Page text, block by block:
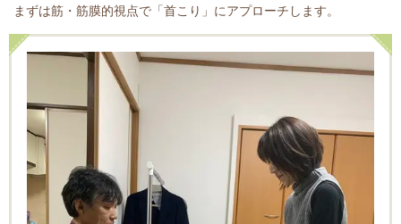
まずは筋・筋膜的視点で「首こり」にアプローチします。